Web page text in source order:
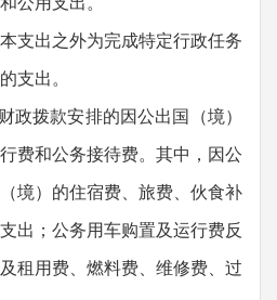
支出之外为完成特定行政任务
支出。
政拨款安排的因公出国（境）
费和公务接待费。其中，因公
境）的住宿费、旅费、伙食补
出；公务用车购置及运行费反
租用费、燃料费、维修费、过